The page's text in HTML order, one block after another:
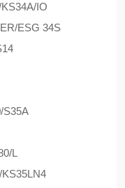
IO
ESG 34S
S35A
L
KS35LN4